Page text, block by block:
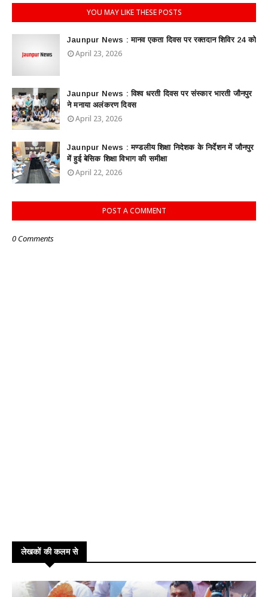
YOU MAY LIKE THESE POSTS
Jaunpur News : ​मानव एकता दिवस पर रक्तदान शिविर 24 को
April 23, 2026
Jaunpur News : विश्व धरती दिवस पर संस्कार भारती जौनपुर
ने मनाया अलंकरण दिवस
April 23, 2026
Jaunpur News : ​मण्डलीय शिक्षा निदेशक के निर्देशन में जौनपुर
में हुई बेसिक शिक्षा विभाग की समीक्षा
April 22, 2026
POST A COMMENT
0 Comments
लेखकों की कलम से